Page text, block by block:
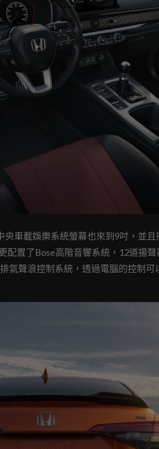
車載娛樂系統螢幕也來到9吋，並且
配置了Bose高階音響系統，12道揚
氣聲浪控制系統，透過電腦的控制